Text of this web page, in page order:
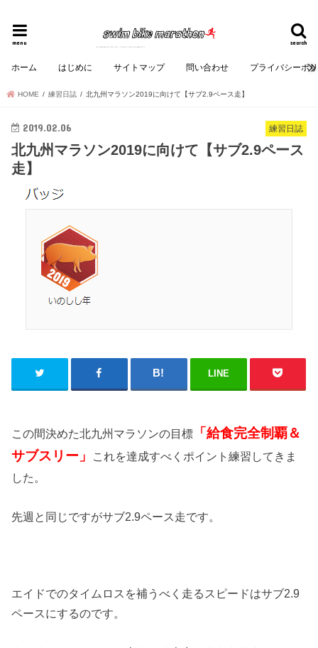
search
menu
ホーム はじめに サイトマップ 問い合わせ プライバシーポ
HOME 練習日誌 北九州マラソン2019に向けて【サブ2.9ペース走】
練習日誌
2019.02.06
北九州マラソン2019に向けて【サブ2.9ペース
走】
LINE
この間決めた北九州マラソンの目標
「給食完全制覇＆
サブスリー」
これを達成すべくポイント練習してきま
した。
先週と同じですがサブ2.9ペース走です。
エイドでのタイムロスを補うべく走るスピードはサブ2.9
ペースにするのです。